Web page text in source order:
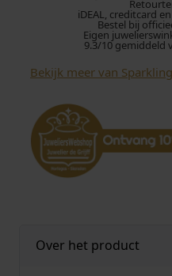
g
J
w
s
B
x
iDEAL, creditcard
Bestel bij
Eigen
9.3/10 gemiddeld
Bekijk meer van
Over het product